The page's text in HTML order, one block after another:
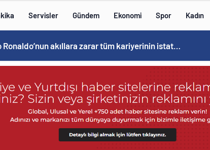
Servisler Gündem Ekonomi Spor Kadın
Cristiano Ronaldo’nun akıllara zarar tüm kariyerinin istatistiğini çıkardık !